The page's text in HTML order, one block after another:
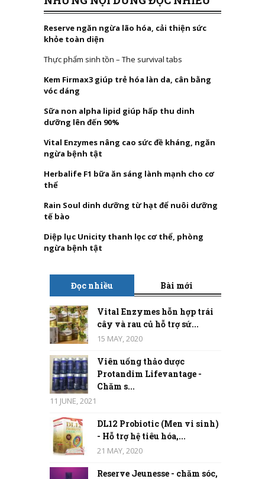
Reserve ngăn ngừa lão hóa, cải thiện sức
khỏe toàn diện
Thực phẩm sinh tồn – The survival tabs
Kem Firmax3 giúp trẻ hóa làn da, cân bằng
vóc dáng
Sữa non alpha lipid giúp hấp thu dinh
dưỡng lên đến 90%
Vital Enzymes nâng cao sức đề kháng, ngăn
ngừa bệnh tật
Herbalife F1 bữa ăn sáng lành mạnh cho cơ
thể
Rain Soul dinh dưỡng từ hạt để nuôi dưỡng
tế bào
Diệp lục Unicity thanh lọc cơ thể, phòng
ngừa bệnh tật
Đọc nhiều Bài mới
Vital Enzymes hỗn hợp trái
cây và rau củ hỗ trợ sứ...
15 MAY, 2020
Viên uống thảo dược
Protandim Lifevantage -
Chăm s...
11 JUNE, 2021
DL12 Probiotic (Men vi sinh)
- Hỗ trợ hệ tiêu hóa,...
21 MAY, 2020
Reserve Jeunesse - chăm sóc,